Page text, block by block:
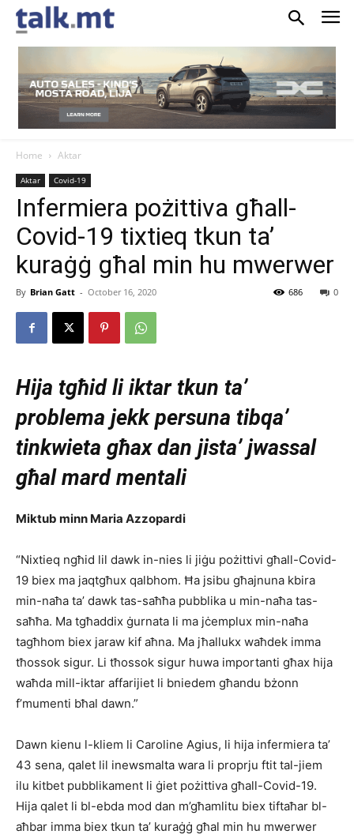
Home Aktar
Aktar Covid-19
Infermiera pożittiva għall-
Covid-19 tixtieq tkun ta’
kuraġġ għal min hu mwerwer
By Brian Gatt - October 16, 2020 0
686
Hija tgħid li iktar tkun ta’
problema jekk persuna tibqa’
tinkwieta għax dan jista’ jwassal
għal mard mentali
Miktub minn Maria Azzopardi
“Nixtieq ngħid lil dawk in-nies li jiġu pożittivi għall-Covid-
19 biex ma jaqtgħux qalbhom. Ħa jsibu għajnuna kbira
min-naħa ta’ dawk tas-saħħa pubblika u min-naħa tas-
saħħa. Ma tgħaddix ġurnata li ma jċemplux min-naħa
tagħhom biex jaraw kif aħna. Ma jħallukx waħdek imma
tħossok sigur. Li tħossok sigur huwa importanti għax hija
waħda mill-iktar affarijiet li bniedem għandu bżonn
f’mumenti bħal dawn.”
Dawn kienu l-kliem li Caroline Agius, li hija infermiera ta’
43 sena, qalet lil inewsmalta wara li proprju ftit tal-jiem
ilu kitbet pubblikament li ġiet pożittiva għall-Covid-19.
Hija qalet li bl-ebda mod dan m’għamlitu biex tiftaħar bl-
aħbar imma biex tkun ta’ kuraġġ għal min hu mwerwer